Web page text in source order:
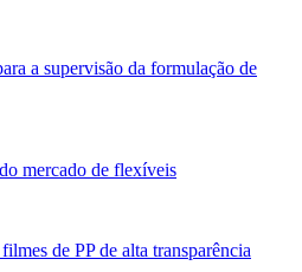
a supervisão da formulação de
mercado de flexíveis
de PP de alta transparência